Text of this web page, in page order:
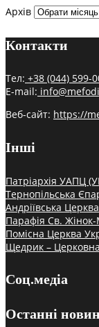
Архів
Контакти
Тел: +38 (044) 599-
E-mail:
Веб-сайт: https://
Інші
Патріархія УАПЦ
Тернопільська
Андріївська Церква
Парафія Св.
Помісна Церква
Щедрик –
Соц.медіа
Останні